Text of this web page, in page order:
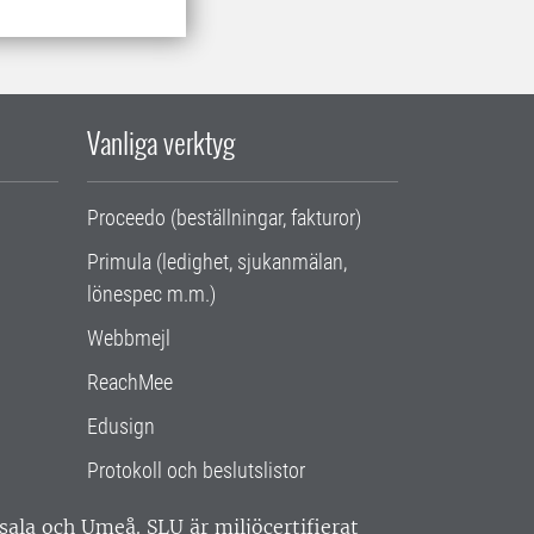
Vanliga verktyg
Proceedo (beställningar, fakturor)
Primula (ledighet, sjukanmälan,
lönespec m.m.)
Webbmejl
ReachMee
Edusign
Protokoll och beslutslistor
och Umeå. SLU är miljöcertifierat